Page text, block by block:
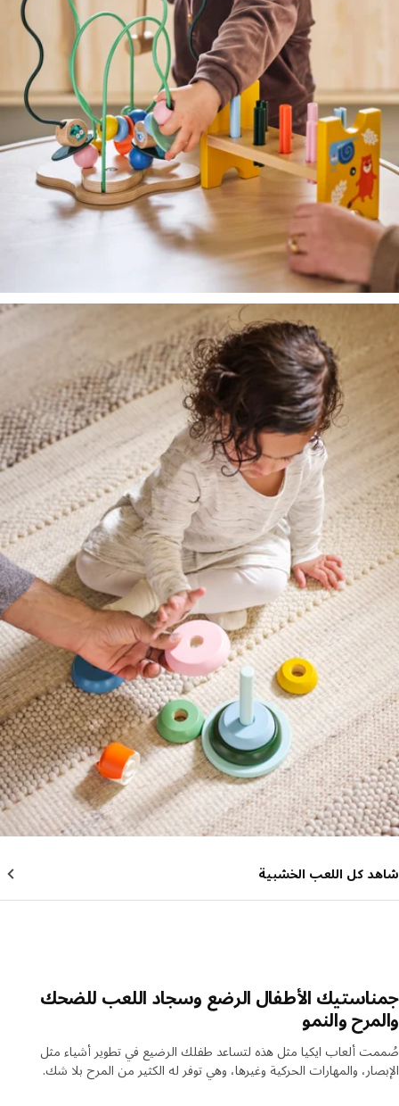
كل اللعب الخشبية
الأطفال الرضع وسجاد اللعب للضحك
والنمو
ألعاب ايكيا مثل هذه لتساعد طفلك الرضيع في تطوير أشياء مثل
والمهارات الحركية وغيرها، وهي توفر له الكثير من المرح بلا شك.